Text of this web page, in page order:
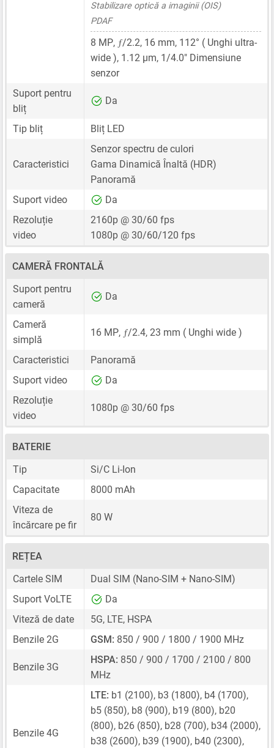
Stabilizare optică a imaginii (OIS)
PDAF
8 MP, ƒ/2.2, 16 mm, 112° ( Unghi ultra-
wide ), 1.12 μm, 1/4.0" Dimensiune
senzor
Suport pentru
bliț
Da
Tip bliț Bliț LED
Caracteristici
Senzor spectru de culori
Gama Dinamică Înaltă (HDR)
Panoramă
Suport video
Da
Rezoluție
video
2160p @ 30/60 fps
1080p @ 30/60/120 fps
CAMERĂ FRONTALĂ
Suport pentru
cameră
Da
Cameră
simplă
16 MP, ƒ/2.4, 23 mm ( Unghi wide )
Caracteristici
Panoramă
Suport video
Da
Rezoluție
video
1080p @ 30/60 fps
BATERIE
Tip
Si/C Li-Ion
Capacitate
8000 mAh
Viteza de
încărcare pe fir
80 W
REȚEA
Cartele SIM
Dual SIM (Nano-SIM + Nano-SIM)
Suport VoLTE
Da
Viteză de date
5G, LTE, HSPA
Benzile 2G
GSM: 850 / 900 / 1800 / 1900 MHz
Benzile 3G
HSPA: 850 / 900 / 1700 / 2100 / 800
MHz
Benzile 4G
LTE: b1 (2100), b3 (1800), b4 (1700),
b5 (850), b8 (900), b19 (800), b20
(800), b26 (850), b28 (700), b34 (2000),
b38 (2600), b39 (1900), b40 (2300),